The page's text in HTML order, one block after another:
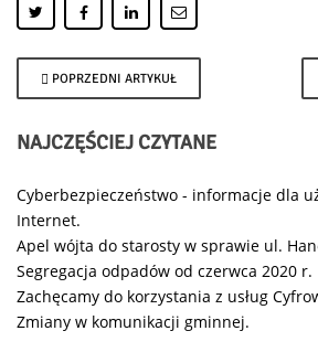
POPRZEDNI ARTYKUŁ
NAJCZĘŚCIEJ CZYTANE
Cyberbezpieczeństwo - informacje dla
Internet.
Apel wójta do starosty w sprawie ul.
Segregacja odpadów od czerwca 2020 r.
Zachęcamy do korzystania z usług
Zmiany w komunikacji gminnej.